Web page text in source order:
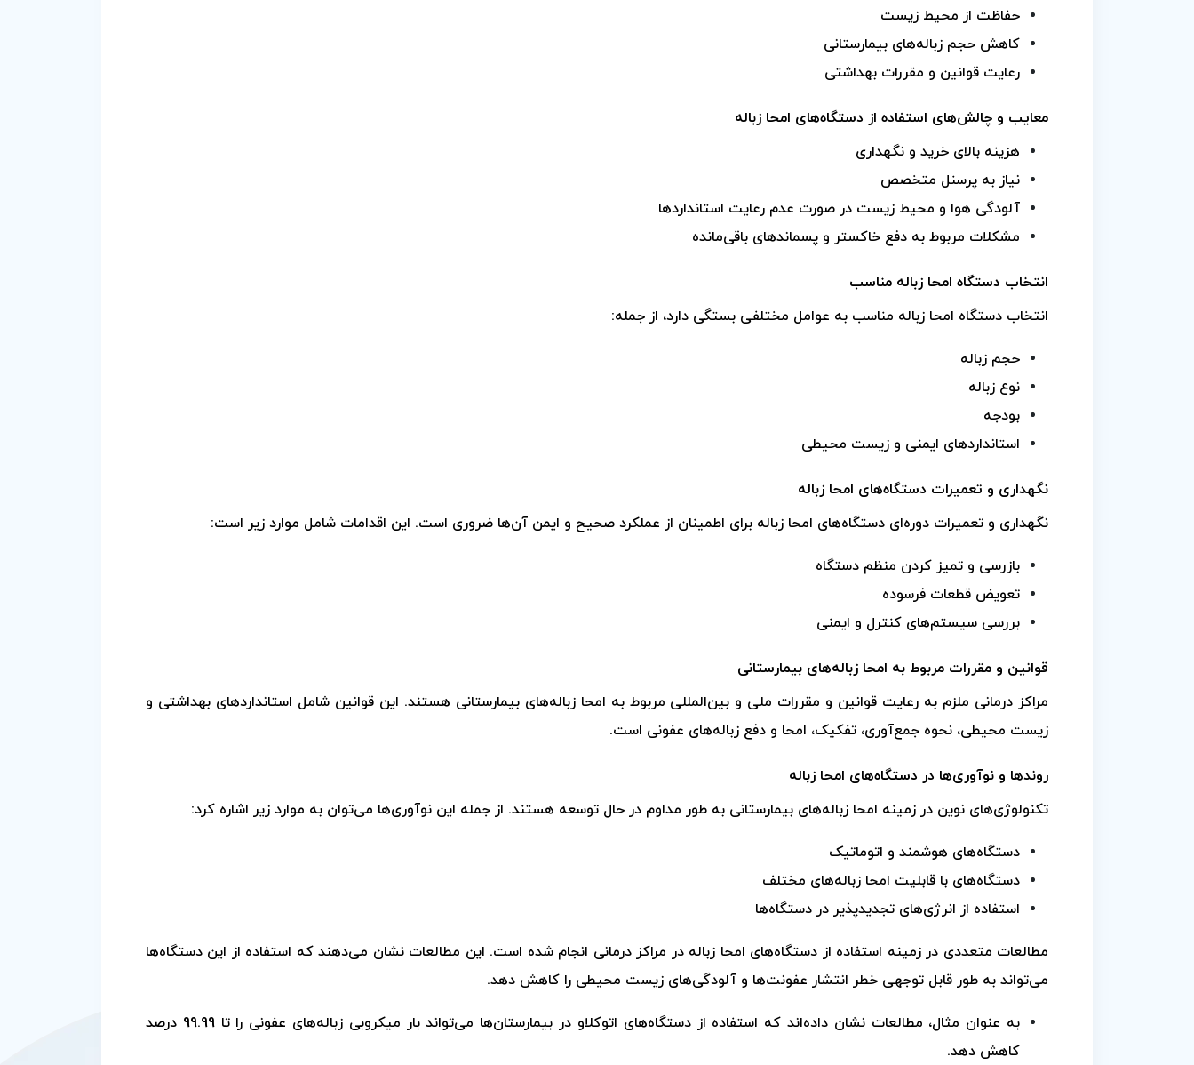
حفاظت از محیط زیست
کاهش حجم زباله‌های بیمارستانی
رعایت قوانین و مقررات بهداشتی
معایب و چالش‌های استفاده از دستگاه‌های امحا زباله
هزینه بالای خرید و نگهداری
نیاز به پرسنل متخصص
آلودگی هوا و محیط زیست در صورت عدم رعایت استانداردها
مشکلات مربوط به دفع خاکستر و پسماندهای باقی‌مانده
انتخاب دستگاه امحا زباله مناسب
انتخاب دستگاه امحا زباله مناسب به عوامل مختلفی بستگی دارد، از جمله:
حجم زباله
نوع زباله
بودجه
استانداردهای ایمنی و زیست محیطی
نگهداری و تعمیرات دستگاه‌های امحا زباله
نگهداری و تعمیرات دوره‌ای دستگاه‌های امحا زباله برای اطمینان از عملکرد صحیح و ایمن آن‌ها ضروری است. این اقدامات شامل موارد زیر است:
بازرسی و تمیز کردن منظم دستگاه
تعویض قطعات فرسوده
بررسی سیستم‌های کنترل و ایمنی
قوانین و مقررات مربوط به امحا زباله‌های بیمارستانی
مراکز درمانی ملزم به رعایت قوانین و مقررات ملی و بین‌المللی مربوط به امحا زباله‌های بیمارستانی هستند. این قوانین شامل استانداردهای بهداشتی و
زیست محیطی، نحوه جمع‌آوری، تفکیک، امحا و دفع زباله‌های عفونی است.
روندها و نوآوری‌ها در دستگاه‌های امحا زباله
تکنولوژی‌های نوین در زمینه امحا زباله‌های بیمارستانی به طور مداوم در حال توسعه هستند. از جمله این نوآوری‌ها می‌توان به موارد زیر اشاره کرد:
دستگاه‌های هوشمند و اتوماتیک
دستگاه‌های با قابلیت امحا زباله‌های مختلف
استفاده از انرژی‌های تجدیدپذیر در دستگاه‌ها
مطالعات متعددی در زمینه استفاده از دستگاه‌های امحا زباله در مراکز درمانی انجام شده است. این مطالعات نشان می‌دهند که استفاده از این دستگاه‌ها
می‌تواند به طور قابل توجهی خطر انتشار عفونت‌ها و آلودگی‌های زیست محیطی را کاهش دهد.
به عنوان مثال، مطالعات نشان داده‌اند که استفاده از دستگاه‌های اتوکلاو در بیمارستان‌ها می‌تواند بار میکروبی زباله‌های عفونی را تا 99.99 درصد
کاهش دهد.